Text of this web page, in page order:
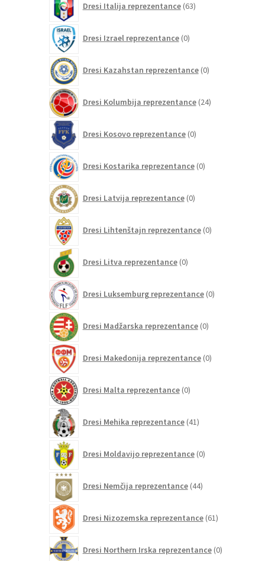
Dresi Italija reprezentance 63izdelkov
Dresi Izrael reprezentance 0izdelkov
Dresi Kazahstan reprezentance 0izdelkov
Dresi Kolumbija reprezentance 24izdelkov
Dresi Kosovo reprezentance 0izdelkov
Dresi Kostarika reprezentance 0izdelkov
Dresi Latvija reprezentance 0izdelkov
Dresi Lihtenštajn reprezentance 0izdelkov
Dresi Litva reprezentance 0izdelkov
Dresi Luksemburg reprezentance 0izdelkov
Dresi Madžarska reprezentance 0izdelkov
Dresi Makedonija reprezentance 0izdelkov
Dresi Malta reprezentance 0izdelkov
Dresi Mehika reprezentance 41izdelkov
Dresi Moldavijo reprezentance 0izdelkov
Dresi Nemčija reprezentance 44izdelkov
Dresi Nizozemska reprezentance 61izdelkov
Dresi Northern Irska reprezentance 0izdelkov